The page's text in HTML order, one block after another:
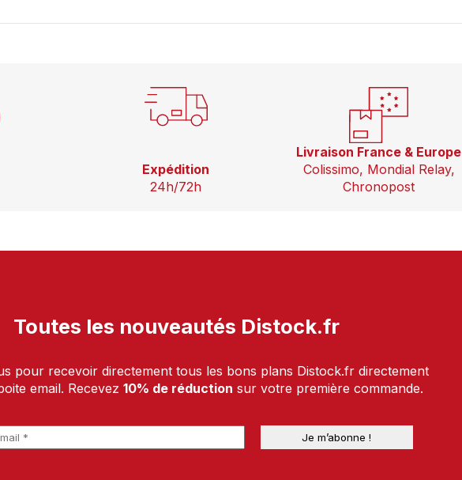
Expédition
24h/72h
Livraison France & Europe
Colissimo, Mondial Relay,
Chronopost
Toutes les nouveautés Distock.fr
pour recevoir directement tous les bons plans Distock.fr directement
email. Recevez 10% de réduction sur votre première commande.